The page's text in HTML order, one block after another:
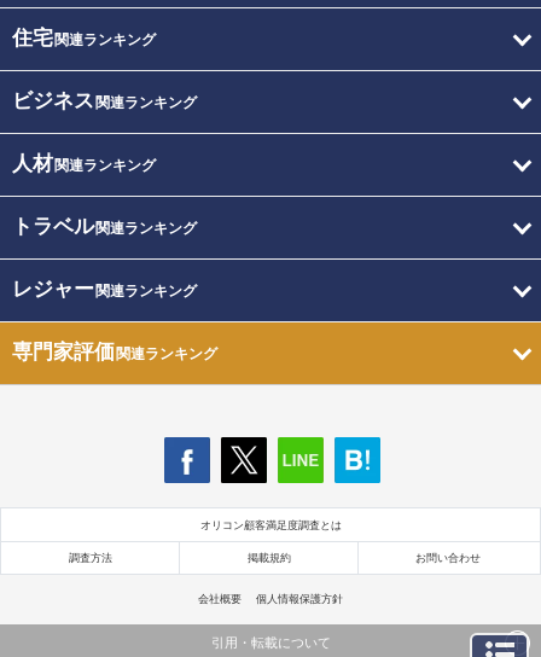
住宅関連ランキング
ビジネス 関連ランキング
人材関連ランキング
トラベル関連ランキング
レジャー関連ランキング
専門家評価関連ランキング
オリコン顧客満足度調査とは
調査方法 掲載規約 お問い合わせ
会社概要 個人情報保護方針
引用・転載について